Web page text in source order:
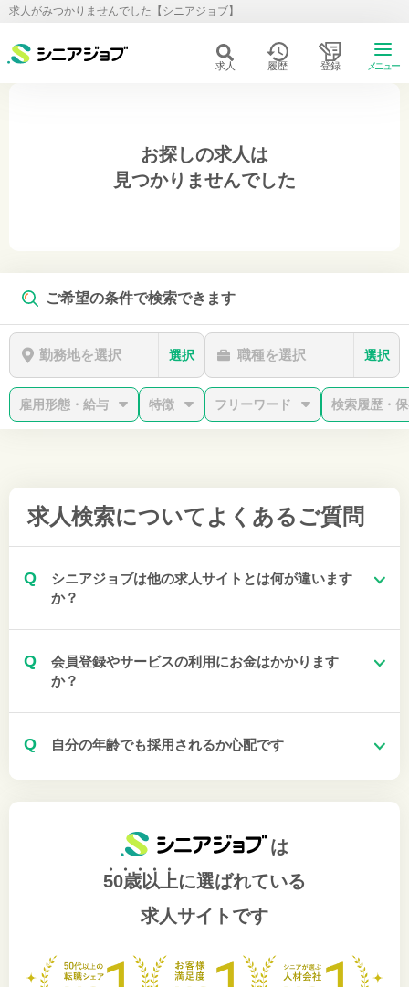
求人がみつかりませんでした【シニアジョブ】
求人 履歴 登録 メニュー
お探しの求人は
見つかりませんでした
ご希望の条件で検索できます
勤務地を選択 選択 職種を選択 選択
雇用形態・給与 特徴 フリーワード 検索履歴・
求人検索について よくあるご質問
Q
シニアジョブは他の求人サイトとは何が違います
か？
Q
会員登録やサービスの利用にお金はかかります
か？
Q 自分の年齢でも採用されるか心配です
は
50歳以上に選ばれている
求人サイトです